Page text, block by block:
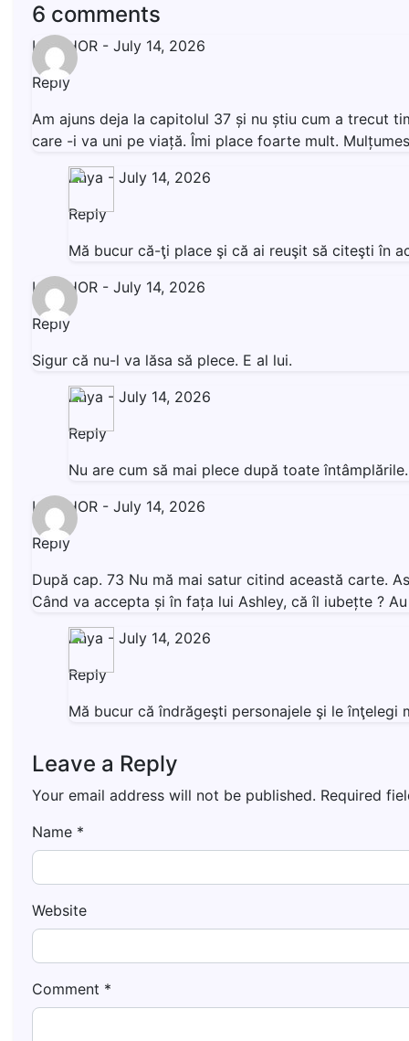
6 comments
LIVISHOR - July 14, 2026
Reply
Am ajuns deja la capitolul 37 și nu știu cum a trecut
care -i va uni pe viață. Îmi place foarte mult.
Anya - July 14, 2026
Reply
Mă bucur că-ţi place şi că ai reuşit să citeşti în
LIVISHOR - July 14, 2026
Reply
Sigur că nu-l va lăsa să plece. E al lui.
Anya - July 14, 2026
Reply
Nu are cum să mai plece după toate
LIVISHOR - July 14, 2026
Reply
După cap. 73 Nu mă mai satur citind această carte.
Când va accepta și în fața lui Ashley, că îl iubețte ?
Anya - July 14, 2026
Reply
Mă bucur că îndrăgeşti personajele şi le
Leave a Reply
Your email address will not be published. Required
Name *
Website
Comment *